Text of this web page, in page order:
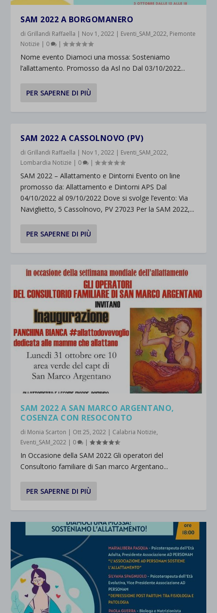
SAM 2022 A BORGOMANERO
di Grillandi Raffaella | Nov 1, 2022 | Eventi_SAM_2022, Piemonte
Notizie | 0 |
Nome evento Diamoci una mossa: Sosteniamo
l’allattamento. Promosso da Asl no Dal 03/10/2022...
PER SAPERNE DI PIÙ
SAM 2022 A CASSOLNOVO (PV)
di Grillandi Raffaella | Nov 1, 2022 | Eventi_SAM_2022,
Lombardia Notizie | 0 |
SAM 2022 – Allattamento e Dintorni Evento on line
promosso da: Allattamento e Dintorni APS Dal
04/10/2022 al 09/10/2022 Dove si svolge l’evento: Via
Naviglietto, 5 Cassolnovo, PV 27023 Per la SAM 2022,...
PER SAPERNE DI PIÙ
SAM 2022 A SAN MARCO ARGENTANO,
COSENZA CON RESOCONTO
di Monia Scarton | Ott 25, 2022 | Calabria Notizie,
Eventi_SAM_2022 | 0 |
In Occasione della SAM 2022 Gli operatori del
Consultorio familiare di San marco Argentano...
PER SAPERNE DI PIÙ